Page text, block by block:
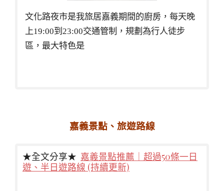
文化路夜市是我旅居嘉義期間的廚房，每天晚
上19:00到23:00交通管制，規劃為行人徒步
區，最大特色是
嘉義景點、旅遊路線
★全文分享★ 嘉義景點推薦｜超過50條一日
遊、半日遊路線 (持續更新)